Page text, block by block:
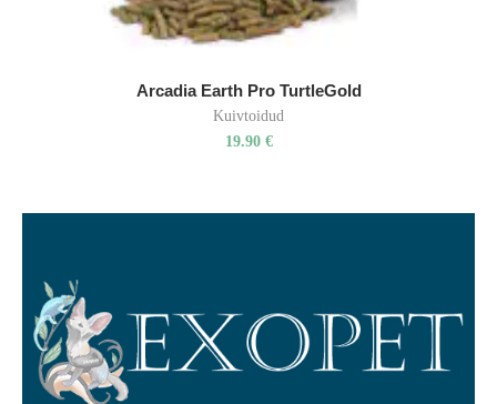
Arcadia Earth Pro TurtleGold
Kuivtoidud
19.90 €